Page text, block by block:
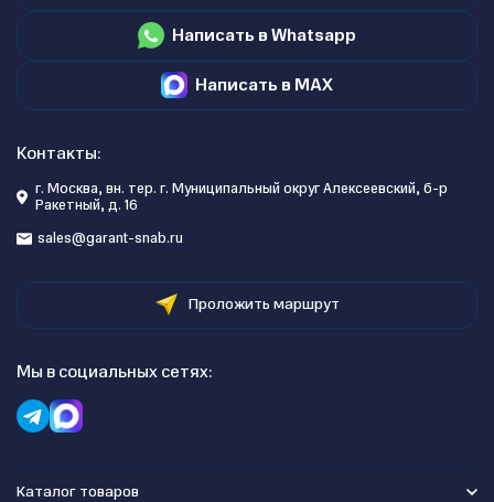
Написать в Whatsapp
Написать в MAX
Контакты:
г. Москва, вн. тер. г. Муниципальный округ Алексеевский, б-р
Ракетный, д. 16
sales@garant-snab.ru
Проложить маршрут
Мы в социальных сетях:
Каталог товаров